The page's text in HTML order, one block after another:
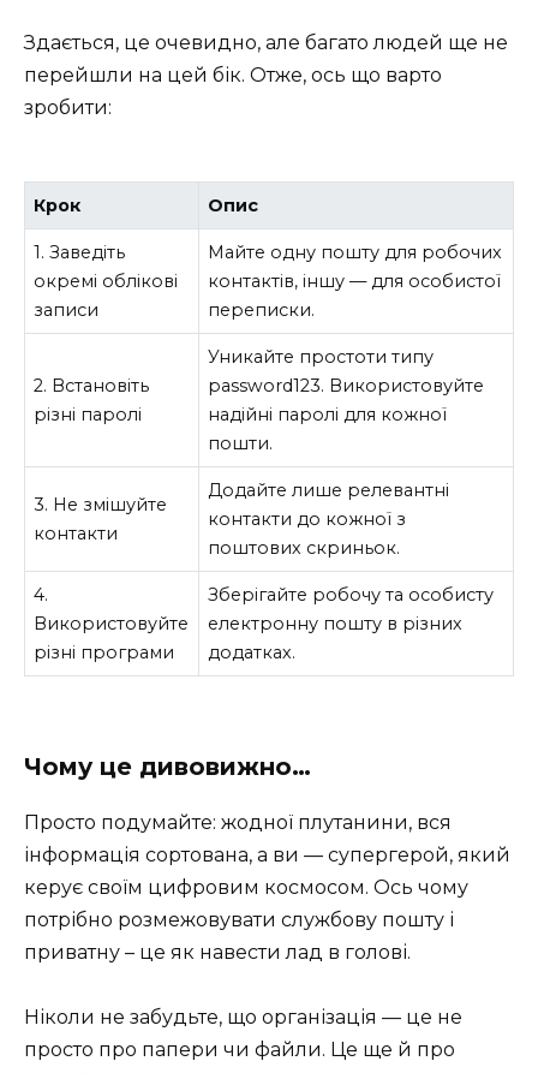
Здається, це очевидно, але багато людей ще не
перейшли на цей бік. Отже, ось що варто
зробити:
Крок Опис
1. Заведіть
окремі облікові
записи
Майте одну пошту для робочих
контактів, іншу — для особистої
переписки.
2. Встановіть
різні паролі
Уникайте простоти типу
password123. Використовуйте
надійні паролі для кожної
пошти.
3. Не змішуйте
контакти
Додайте лише релевантні
контакти до кожної з
поштових скриньок.
4.
Використовуйте
різні програми
Зберігайте робочу та особисту
електронну пошту в різних
додатках.
Чому це дивовижно…
Просто подумайте: жодної плутанини, вся
інформація сортована, а ви — супергерой, який
керує своїм цифровим космосом. Ось чому
потрібно розмежовувати службову пошту і
приватну – це як навести лад в голові.
Ніколи не забудьте, що організація — це не
просто про папери чи файли. Це ще й про